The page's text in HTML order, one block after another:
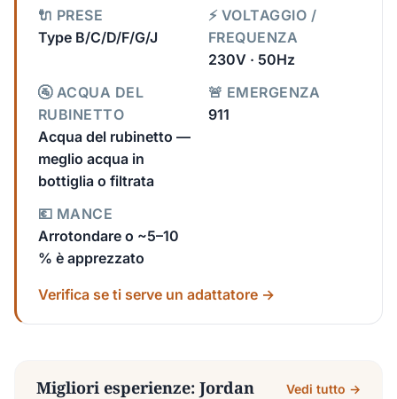
🔌 PRESE
Type B/C/D/F/G/J
⚡ VOLTAGGIO /
FREQUENZA
230V · 50Hz
🚰 ACQUA DEL
RUBINETTO
Acqua del rubinetto —
meglio acqua in
bottiglia o filtrata
🚨 EMERGENZA
911
💶 MANCE
Arrotondare o ~5–10
% è apprezzato
Verifica se ti serve un adattatore →
Migliori esperienze: Jordan Vedi tutto →